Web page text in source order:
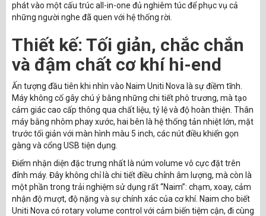
phát vào một cấu trúc all-in-one đủ nghiêm túc để phục vụ cả
những người nghe đã quen với hệ thống rời.
Thiết kế: Tối giản, chắc chắn
và đậm chất cơ khí hi-end
Ấn tượng đầu tiên khi nhìn vào Naim Uniti Nova là sự điềm tĩnh.
Máy không cố gây chú ý bằng những chi tiết phô trương, mà tạo
cảm giác cao cấp thông qua chất liệu, tỷ lệ và độ hoàn thiện. Thân
máy bằng nhôm phay xước, hai bên là hệ thống tản nhiệt lớn, mặt
trước tối giản với màn hình màu 5 inch, các nút điều khiển gọn
gàng và cổng USB tiện dụng.
Điểm nhận diện đặc trưng nhất là núm volume vô cực đặt trên
đỉnh máy. Đây không chỉ là chi tiết điều chỉnh âm lượng, mà còn là
một phần trong trải nghiệm sử dụng rất “Naim”: chạm, xoay, cảm
nhận độ mượt, độ nặng và sự chính xác của cơ khí. Naim cho biết
Uniti Nova có rotary volume control với cảm biến tiệm cận, đi cùng